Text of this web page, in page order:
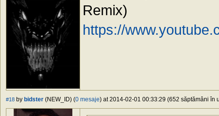
Remix)
https://
#18 by bidster (NEW_ID) (0 mesaje) at 2014-02-01 00:33:29 (652 săptămâni în